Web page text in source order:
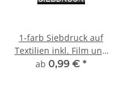
1-farb Siebdruck auf
Textilien inkl. Film und
Sieberstellung
ab 0,99 € *